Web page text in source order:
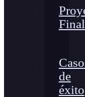
de
éxito